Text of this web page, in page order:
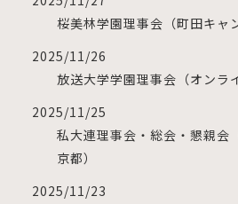
桜美林学園理事会（町田キャ
2025/11/26
放送大学学園理事会（オンラ
2025/11/25
私大連理事会・総会・懇親会
京都）
2025/11/23